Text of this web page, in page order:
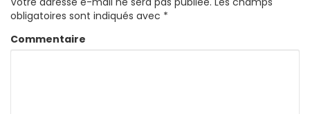
obligatoires sont indiqués avec *
Commentaire